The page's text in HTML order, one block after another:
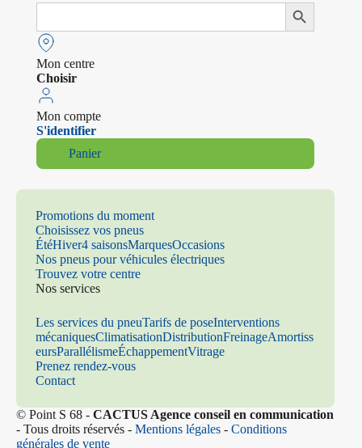
Search
Search Button
Mon centre
Choisir
Mon compte
S'identifier
Panier
Promotions du moment
Choisissez vos pneus
ÉtéHiver4 saisonsMarquesOccasions
Nos pneus pour véhicules électriques
Trouvez votre centre
Nos services
Les services du pneuTarifs de poseInterventions
mécaniquesClimatisationDistributionFreinageAmortiss
eursParallélismeÉchappementVitrage
Prenez rendez-vous
Contact
© Point S 68 - CACTUS Agence conseil en communication
- Tous droits réservés - Mentions légales - Conditions
générales de vente